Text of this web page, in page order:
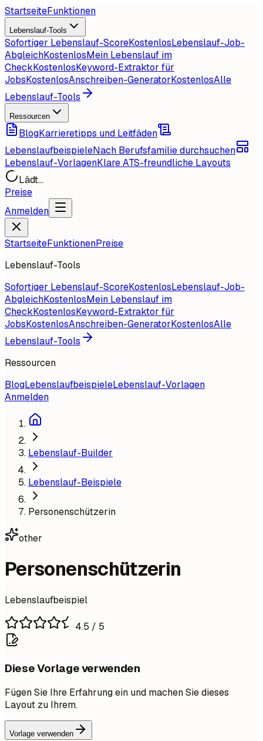
StartseiteFunktionen
Lebenslauf-Tools
Sofortiger Lebenslauf-ScoreKostenlosLebenslauf-Job-
AbgleichKostenlosMein Lebenslauf im
CheckKostenlosKeyword-Extraktor für
JobsKostenlosAnschreiben-GeneratorKostenlosAlle
Lebenslauf-Tools
Ressourcen
BlogKarrieretipps und Leitfäden
LebenslaufbeispieleNach Berufsfamilie durchsuchen
Lebenslauf-VorlagenKlare ATS-freundliche Layouts
Lädt...
Preise
Anmelden
StartseiteFunktionenPreise
Lebenslauf-Tools
Sofortiger Lebenslauf-ScoreKostenlosLebenslauf-Job-
AbgleichKostenlosMein Lebenslauf im
CheckKostenlosKeyword-Extraktor für
JobsKostenlosAnschreiben-GeneratorKostenlosAlle
Lebenslauf-Tools
Ressourcen
BlogLebenslaufbeispieleLebenslauf-Vorlagen
Anmelden
Lebenslauf-Builder
Lebenslauf-Beispiele
Personenschützerin
other
Personenschützerin
Lebenslaufbeispiel
4.5 / 5
Diese Vorlage verwenden
Fügen Sie Ihre Erfahrung ein und machen Sie dieses
Layout zu Ihrem.
Vorlage verwenden